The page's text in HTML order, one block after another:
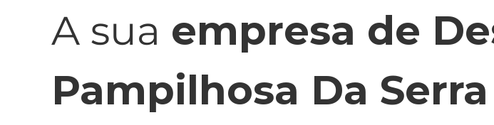
A sua empresa de
Pampilhosa Da Serra